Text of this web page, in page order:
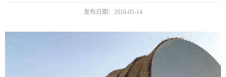
发布日期：2018-05-14